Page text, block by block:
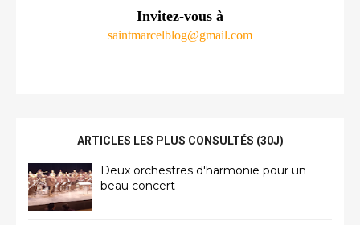
Invitez-vous à
saintmarcelblog@gmail.com
ARTICLES LES PLUS CONSULTÉS (30J)
Deux orchestres d'harmonie pour un
beau concert